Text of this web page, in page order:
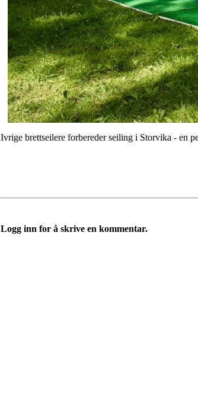
Ivrige brettseilere forbereder seiling i Storvika - en
Logg inn for å skrive en kommentar.